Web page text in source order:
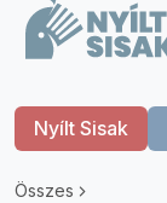
Nyílt Sisak
Összes